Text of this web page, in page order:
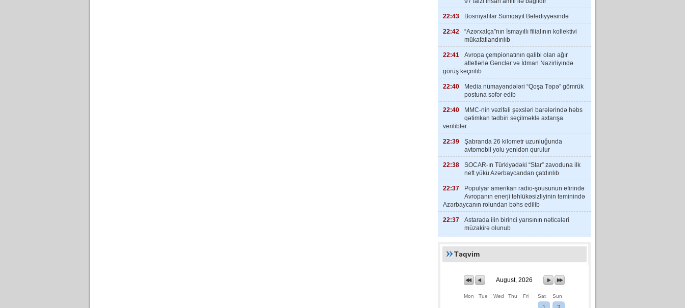
22:43 Bosniyalılar Sumqayıt Bələdiyyəsində
22:42
“Azərxalça”nın İsmayıllı filialının kollektivi
mükafatlandırılıb
22:41
Avropa çempionatının qalibi olan ağır
atletlərlə Gənclər və İdman Nazirliyində
görüş keçirilib
22:40
Media nümayəndələri “Qoşa Təpə” gömrük
postuna səfər edib
22:40
MMC-nin vəzifəli şəxsləri barələrində həbs
qətimkan tədbiri seçilməklə axtarışa
veriliblər
22:39
Şabranda 26 kilometr uzunluğunda
avtomobil yolu yenidən qurulur
22:38
SOCAR-ın Türkiyədəki “Star” zavoduna ilk
neft yükü Azərbaycandan çatdırılıb
22:37
Populyar amerikan radio-şousunun efirində
Avropanın enerji təhlükəsizliyinin təminində
Azərbaycanın rolundan bəhs edilib
22:37
Astarada ilin birinci yarısının nəticələri
müzakirə olunub
Təqvim
August, 2026
Mon Tue Wed Thu Fri Sat Sun